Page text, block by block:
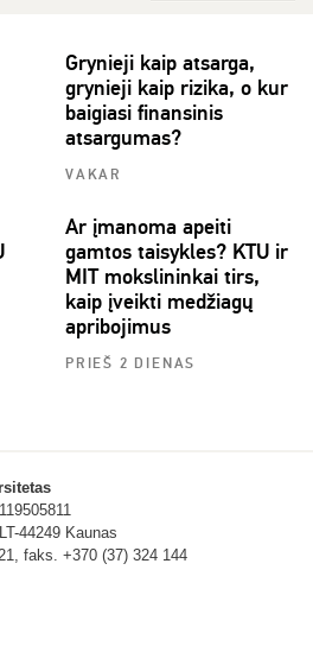
Grynieji kaip atsarga,
grynieji kaip rizika, o kur
baigiasi finansinis
atsargumas?
VAKAR
Ar įmanoma apeiti
gamtos taisykles? KTU ir
MIT mokslininkai tirs,
kaip įveikti medžiagų
apribojimus
PRIEŠ 2 DIENAS
44249 Kaunas
faks. +370 (37) 324 144